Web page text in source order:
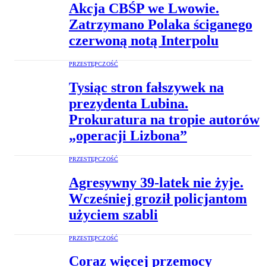
Akcja CBŚP we Lwowie.
Zatrzymano Polaka ściganego
czerwoną notą Interpolu
PRZESTĘPCZOŚĆ
Tysiąc stron fałszywek na
prezydenta Lubina.
Prokuratura na tropie autorów
„operacji Lizbona”
PRZESTĘPCZOŚĆ
Agresywny 39-latek nie żyje.
Wcześniej groził policjantom
użyciem szabli
PRZESTĘPCZOŚĆ
Coraz więcej przemocy